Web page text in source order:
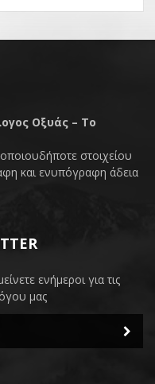
Οξυάς – Το
στοιχείου
και ενυπόγραφη άδεια
ενήμεροι για τις
μας